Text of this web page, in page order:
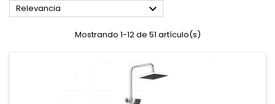
Relevancia 
Mostrando 1-12 de 51 artículo(s)